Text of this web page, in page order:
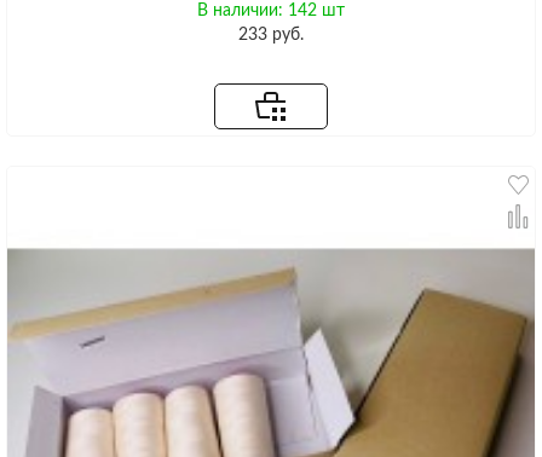
В наличии: 142 шт
233 руб.